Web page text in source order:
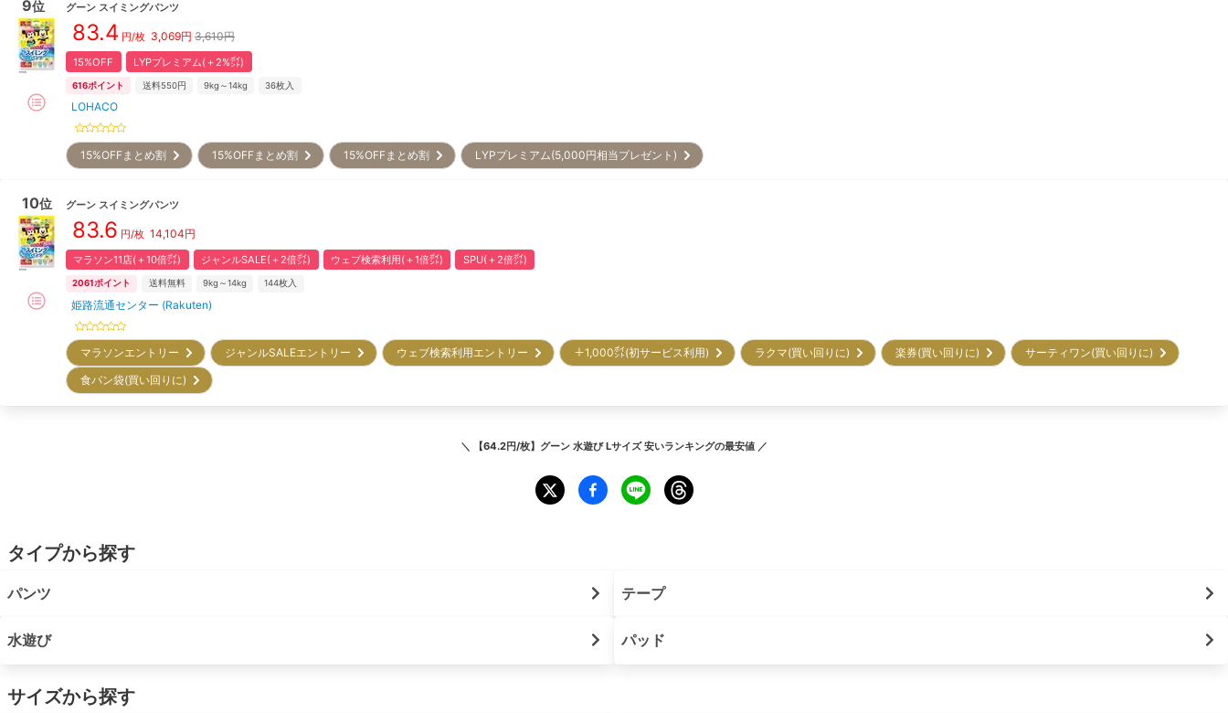
9位 グーン スイミングパンツ
83.4 円/枚 3,069円 3,610円
15%OFF LYPプレミアム(＋2%㌽)
616ポイント 送料550円 9kg～14kg 36枚入
LOHACO
15%OFFまとめ割 15%OFFまとめ割 15%OFFまとめ割 LYPプレミアム(5,000円相当プレゼント)
10位 グーン スイミングパンツ
83.6 円/枚 14,104円
マラソン11店(＋10倍㌽) ジャンルSALE(＋2倍㌽) ウェブ検索利用(＋1倍㌽) SPU(＋2倍㌽)
2061ポイント 送料無料 9kg～14kg 144枚入
姫路流通センター (Rakuten)
マラソンエントリー ジャンルSALEエントリー ウェブ検索利用エントリー ＋1,000㌽(初サービス利用) ラクマ(買い回りに) 楽券(買い回りに)
サーティワン(買い回りに)
食パン袋(買い回りに)
＼ 【64.2円/枚】グーン 水遊び Lサイズ 安いランキングの最安値 ／
タイプから探す
パンツ テープ
水遊び パッド
サイズから探す